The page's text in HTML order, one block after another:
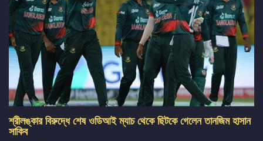
শ্রীলঙ্কার বিরুদ্ধে শেষ ওডিআই ম্যাচ থেকে ছিটকে গেলেন তানজিম হাসান
সাকিব